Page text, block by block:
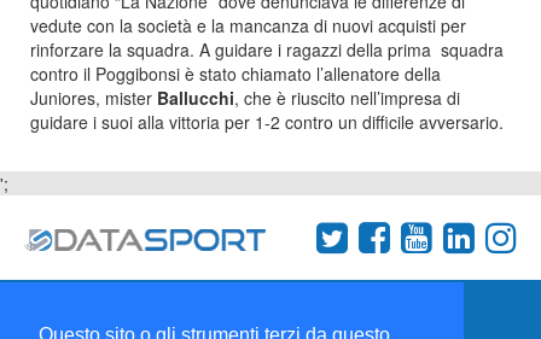
vedute con la società e la mancanza di nuovi acquisti per
rinforzare la squadra. A guidare i ragazzi della prima squadra
contro il Poggibonsi è stato chiamato l’allenatore della
Juniores, mister Ballucchi, che è riuscito nell’impresa di
guidare i suoi alla vittoria per 1-2 contro un difficile avversario.
';